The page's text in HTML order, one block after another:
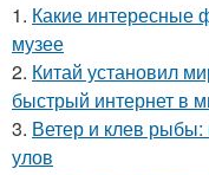
1. Какие интересные
музее
2. Китай установил
быстрый интернет в
3. Ветер и клев рыбы:
улов